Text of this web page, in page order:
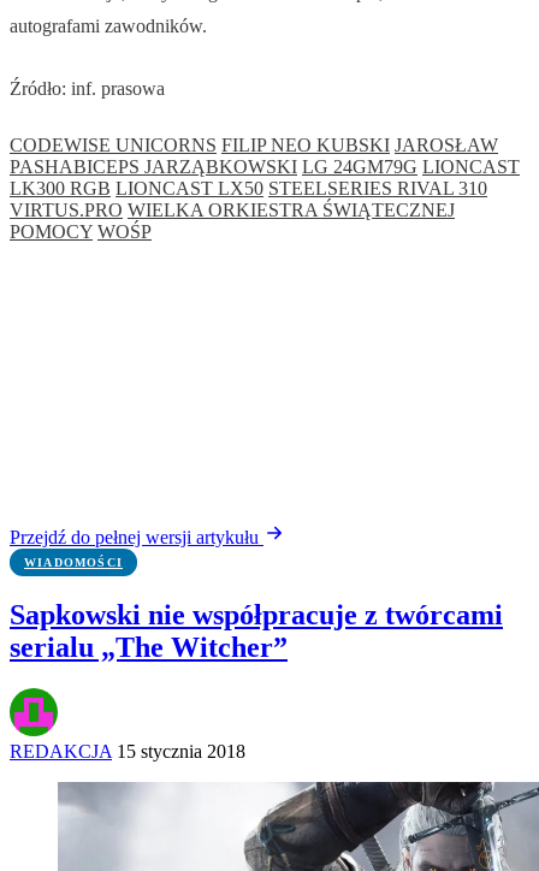
autografami zawodników.
Źródło: inf. prasowa
CODEWISE UNICORNS FILIP NEO KUBSKI JAROSŁAW
PASHABICEPS JARZĄBKOWSKI LG 24GM79G LIONCAST
LK300 RGB LIONCAST LX50 STEELSERIES RIVAL 310
VIRTUS.PRO WIELKA ORKIESTRA ŚWIĄTECZNEJ
POMOCY WOŚP
Przejdź do pełnej wersji artykułu
WIADOMOŚCI
Sapkowski nie współpracuje z twórcami
serialu „The Witcher”
REDAKCJA 15 stycznia 2018